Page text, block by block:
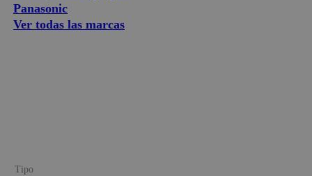
Panasonic
Ver todas las marcas
Tipo